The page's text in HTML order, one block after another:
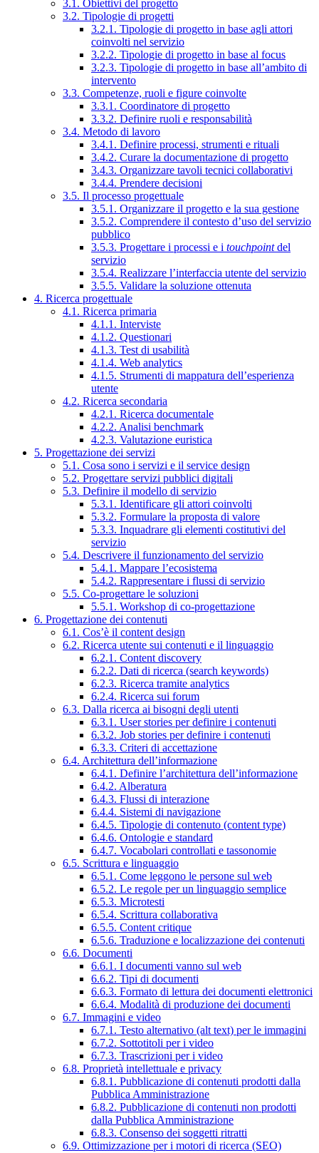
3.1. Obiettivi del progetto
3.2. Tipologie di progetti
3.2.1. Tipologie di progetto in base agli attori
coinvolti nel servizio
3.2.2. Tipologie di progetto in base al focus
3.2.3. Tipologie di progetto in base all’ambito di
intervento
3.3. Competenze, ruoli e figure coinvolte
3.3.1. Coordinatore di progetto
3.3.2. Definire ruoli e responsabilità
3.4. Metodo di lavoro
3.4.1. Definire processi, strumenti e rituali
3.4.2. Curare la documentazione di progetto
3.4.3. Organizzare tavoli tecnici collaborativi
3.4.4. Prendere decisioni
3.5. Il processo progettuale
3.5.1. Organizzare il progetto e la sua gestione
3.5.2. Comprendere il contesto d’uso del servizio
pubblico
3.5.3. Progettare i processi e i touchpointdel
servizio
3.5.4. Realizzare l’interfaccia utente del servizio
3.5.5. Validare la soluzione ottenuta
4. Ricerca progettuale
4.1. Ricerca primaria
4.1.1. Interviste
4.1.2. Questionari
4.1.3. Test di usabilità
4.1.4. Web analytics
4.1.5. Strumenti di mappatura dell’esperienza
utente
4.2. Ricerca secondaria
4.2.1. Ricerca documentale
4.2.2. Analisi benchmark
4.2.3. Valutazione euristica
5. Progettazione dei servizi
5.1. Cosa sono i servizi e il service design
5.2. Progettare servizi pubblici digitali
5.3. Definire il modello di servizio
5.3.1. Identificare gli attori coinvolti
5.3.2. Formulare la proposta di valore
5.3.3. Inquadrare gli elementi costitutivi del
servizio
5.4. Descrivere il funzionamento del servizio
5.4.1. Mappare l’ecosistema
5.4.2. Rappresentare i flussi di servizio
5.5. Co-progettare le soluzioni
5.5.1. Workshop di co-progettazione
6. Progettazione dei contenuti
6.1. Cos’è il content design
6.2. Ricerca utente sui contenuti e il linguaggio
6.2.1. Content discovery
6.2.2. Dati di ricerca (search keywords)
6.2.3. Ricerca tramite analytics
6.2.4. Ricerca sui forum
6.3. Dalla ricerca ai bisogni degli utenti
6.3.1. User stories per definire i contenuti
6.3.2. Job stories per definire i contenuti
6.3.3. Criteri di accettazione
6.4. Architettura dell’informazione
6.4.1. Definire l’architettura dell’informazione
6.4.2. Alberatura
6.4.3. Flussi di interazione
6.4.4. Sistemi di navigazione
6.4.5. Tipologie di contenuto (content type)
6.4.6. Ontologie e standard
6.4.7. Vocabolari controllati e tassonomie
6.5. Scrittura e linguaggio
6.5.1. Come leggono le persone sul web
6.5.2. Le regole per un linguaggio semplice
6.5.3. Microtesti
6.5.4. Scrittura collaborativa
6.5.5. Content critique
6.5.6. Traduzione e localizzazione dei contenuti
6.6. Documenti
6.6.1. I documenti vanno sul web
6.6.2. Tipi di documenti
6.6.3. Formato di lettura dei documenti elettronici
6.6.4. Modalità di produzione dei documenti
6.7. Immagini e video
6.7.1. Testo alternativo (alt text) per le immagini
6.7.2. Sottotitoli per i video
6.7.3. Trascrizioni per i video
6.8. Proprietà intellettuale e privacy
6.8.1. Pubblicazione di contenuti prodotti dalla
Pubblica Amministrazione
6.8.2. Pubblicazione di contenuti non prodotti
dalla Pubblica Amministrazione
6.8.3. Consenso dei soggetti ritratti
6.9. Ottimizzazione per i motori di ricerca (SEO)